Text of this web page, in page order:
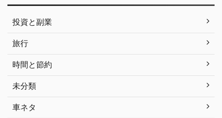
投資と副業
旅行
時間と節約
未分類
車ネタ